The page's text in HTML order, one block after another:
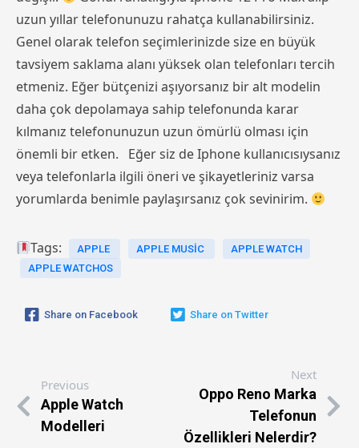
uzun yıllar telefonunuzu rahatça kullanabilirsiniz.
Genel olarak telefon seçimlerinizde size en büyük
tavsiyem saklama alanı yüksek olan telefonları tercih
etmeniz. Eğer bütçenizi aşıyorsanız bir alt modelin
daha çok depolamaya sahip telefonunda karar
kılmanız telefonunuzun uzun ömürlü olması için
önemli bir etken. Eğer siz de Iphone kullanıcısıysanız
veya telefonlarla ilgili öneri ve şikayetleriniz varsa
yorumlarda benimle paylaşırsanız çok sevinirim.
Tags: APPLE APPLE MUSIC
APPLE WATCH
APPLE WATCHOS
Share on Facebook Share on Twitter
Previous
Apple Watch
Modelleri
Next
Oppo Reno Marka
Telefonun
Özellikleri Nelerdir?